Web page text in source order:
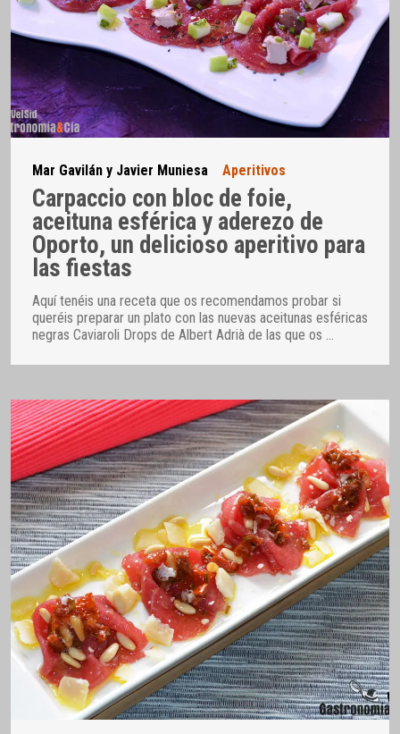
Mar Gavilán y Javier Muniesa Aperitivos
Carpaccio con bloc de foie,
aceituna esférica y aderezo de
Oporto, un delicioso aperitivo para
las fiestas
Aquí tenéis una receta que os recomendamos probar si
queréis preparar un plato con las nuevas aceitunas esféricas
negras Caviaroli Drops de Albert Adrià de las que os …